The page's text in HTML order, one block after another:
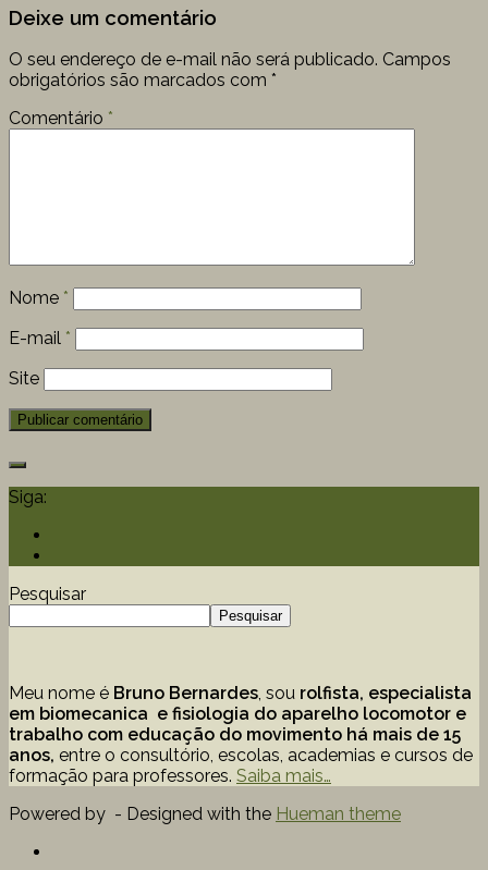
Deixe um comentário
O seu endereço de e-mail não será publicado. Campos
obrigatórios são marcados com *
Comentário *
Nome *
E-mail *
Site
Siga:
Pesquisar
Pesquisar
Meu nome é Bruno Bernardes, sou rolfista, especialista
em biomecanica e fisiologia do aparelho locomotor e
trabalho com educação do movimento há mais de 15
anos, entre o consultório, escolas, academias e cursos de
formação para professores. Saiba mais…
Powered by - Designed with the Hueman theme